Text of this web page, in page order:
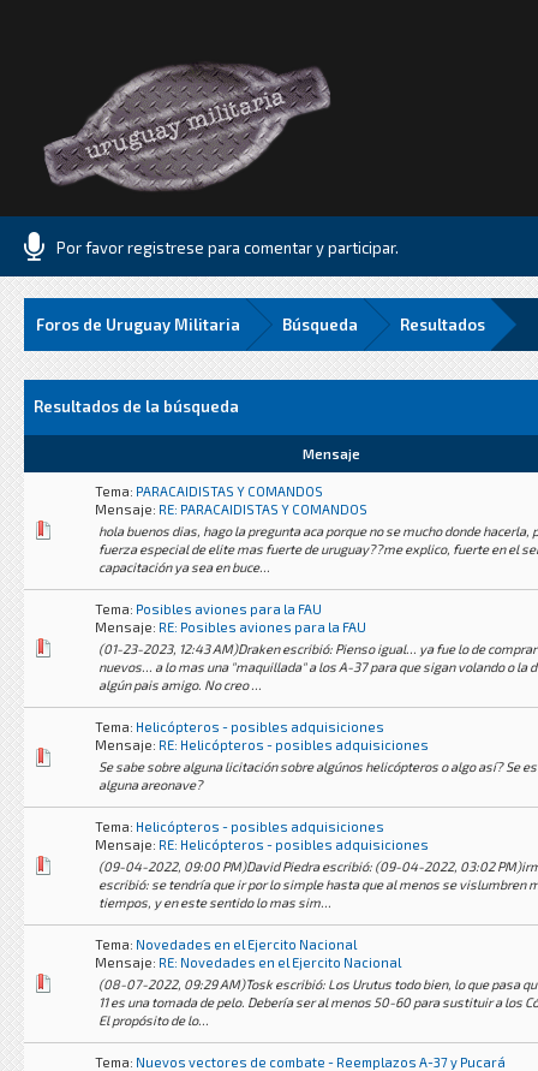
Por favor registrese para comentar y participar.
Foros de Uruguay Militaria Búsqueda Resultados
Resultados de la búsqueda
Mensaje
Tema: PARACAIDISTAS Y COMANDOS
Mensaje: RE: PARACAIDISTAS Y COMANDOS
hola buenos dias, hago la pregunta aca porque no se mucho donde hacerla,
fuerza especial de elite mas fuerte de uruguay??me explico, fuerte en el
capacitación ya sea en buce...
Tema: Posibles aviones para la FAU
Mensaje: RE: Posibles aviones para la FAU
(01-23-2023, 12:43 AM)Draken escribió: Pienso igual... ya fue lo de
nuevos... a lo mas una "maquillada" a los A-37 para que sigan volando o la
algún pais amigo. No creo ...
Tema: Helicópteros - posibles adquisiciones
Mensaje: RE: Helicópteros - posibles adquisiciones
Se sabe sobre alguna licitación sobre algúnos helicópteros o algo así? Se
alguna areonave?
Tema: Helicópteros - posibles adquisiciones
Mensaje: RE: Helicópteros - posibles adquisiciones
(09-04-2022, 09:00 PM)David Piedra escribió: (09-04-2022, 03:02
escribió: se tendría que ir por lo simple hasta que al menos se vislumbren
tiempos, y en este sentido lo mas sim...
Tema: Novedades en el Ejercito Nacional
Mensaje: RE: Novedades en el Ejercito Nacional
(08-07-2022, 09:29 AM)Tosk escribió: Los Urutus todo bien, lo que pasa
11 es una tomada de pelo. Debería ser al menos 50-60 para sustituir a los
El propósito de lo...
Tema: Nuevos vectores de combate - Reemplazos A-37 y Pucará